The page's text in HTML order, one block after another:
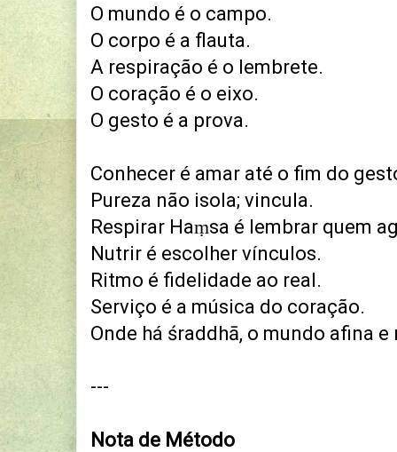
O mundo é o campo.
O corpo é a flauta.
A respiração é o lembrete.
O coração é o eixo.
O gesto é a prova.
Conhecer é amar até o fim do
Pureza não isola; vincula.
Respirar Haṃsa é lembrar quem
Nutrir é escolher vínculos.
Ritmo é fidelidade ao real.
Serviço é a música do coração.
Onde há śraddhā, o mundo afina
---
Nota de Método